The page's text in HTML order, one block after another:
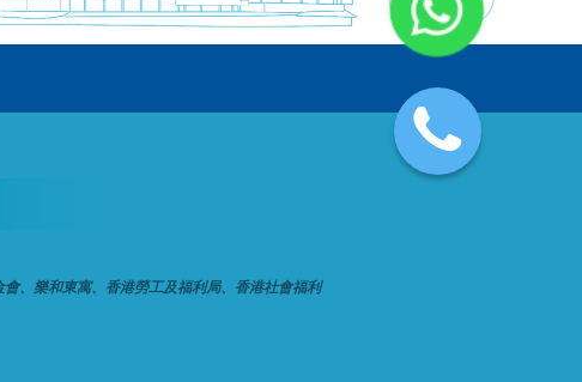
、樂和東寓、香港勞工及福利局、香港社會福利